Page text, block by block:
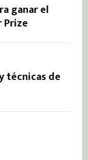
ganar el
técnicas de